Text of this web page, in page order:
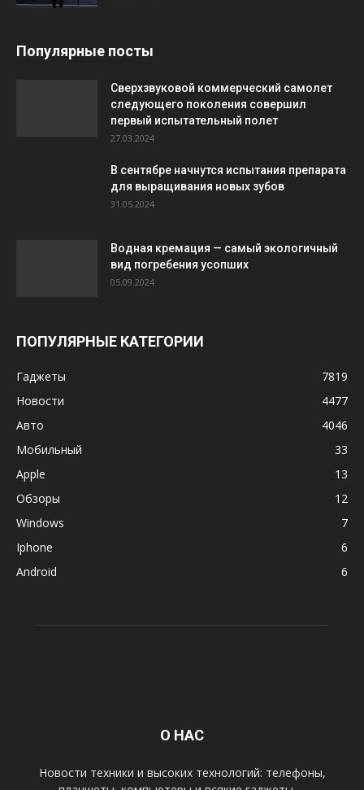
Популярные посты
Сверхзвуковой коммерческий самолет
следующего поколения совершил
первый испытательный полет
27.03.2024
В сентябре начнутся испытания препарата
для выращивания новых зубов
31.05.2024
Водная кремация — самый экологичный
вид погребения усопших
05.09.2024
ПОПУЛЯРНЫЕ КАТЕГОРИИ
Гаджеты
7819
Новости
4477
Авто
4046
Мобильный
33
Apple
13
Обзоры
12
Windows
7
Iphone
6
Android
6
О НАС
Новости техники и высоких технологий: телефоны,